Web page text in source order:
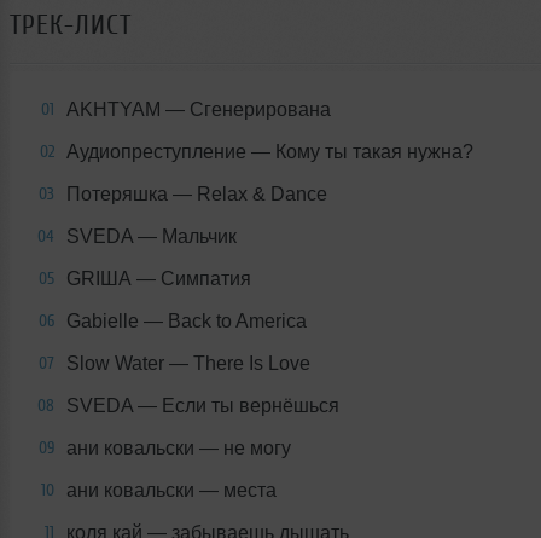
ТРЕК-ЛИСТ
01 AKHTYAM — Сгенерирована
02 Аудиопреступление — Кому ты такая нужна?
03 Потеряшка — Relax & Dance
04 SVEDA — Мальчик
05 GRIША — Симпатия
06 Gabielle — Back to America
07 Slow Water — There Is Love
08 SVEDA — Если ты вернёшься
09 ани ковальски — не могу
10 ани ковальски — места
11 коля кай — забываешь дышать